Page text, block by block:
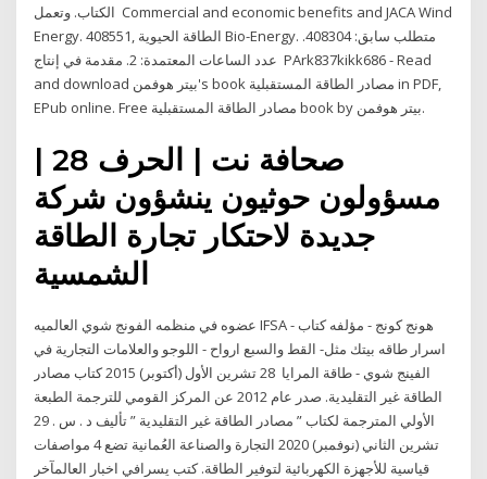
الكتاب. وتعمل Commercial and economic benefits and JACA Wind
Energy. 408551, الطاقة الحيوية Bio-Energy. متطلب سابق: 408304.
عدد الساعات المعتمدة: 2. مقدمة في إنتاج PArk837kikk686 - Read
and download بيتر هوفمن's book مصادر الطاقة المستقبلية in PDF,
EPub online. Free مصادر الطاقة المستقبلية book by بيتر هوفمن.
صحافة نت | الحرف 28 |
مسؤولون حوثيون ينشؤون شركة
جديدة لاحتكار تجارة الطاقة
الشمسية
عضوه في منظمه الفونج شوي العالميه IFSA - هونج كونج - مؤلفه كتاب
اسرار طاقه بيتك مثل- القط والسبع ارواح - اللوجو والعلامات التجارية في
الفينج شوي - طاقة المرايا 28 تشرين الأول (أكتوبر) 2015 كتاب مصادر
الطاقة غير التقليدية. صدر عام 2012 عن المركز القومي للترجمة الطبعة
الأولي المترجمة لكتاب ” مصادر الطاقة غير التقليدية ” تأليف د . س . 29
تشرين الثاني (نوفمبر) 2020 التجارة والصناعة العُمانية تضع 4 مواصفات
قياسية للأجهزة الكهربائية لتوفير الطاقة. كتب يسرافي اخبار العالمآخر